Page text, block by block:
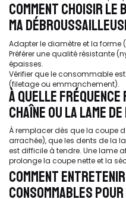
COMMENT CHOISIR LE
MA
Adapter le diamètre et la forme
Préférer une qualité résistante
épaisses.
Vérifier que le consommable
(filetage ou emmanchement).
À QUELLE
CHAÎNE OU LA LAME
À remplacer dès que la coupe
arrachée), que les dents de la
est difficile à tendre. Une lame
prolonge la coupe nette et la
COMMENT
CONSOMMABLES